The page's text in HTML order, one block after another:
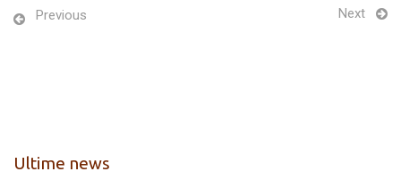
Previous Next
Ultime news